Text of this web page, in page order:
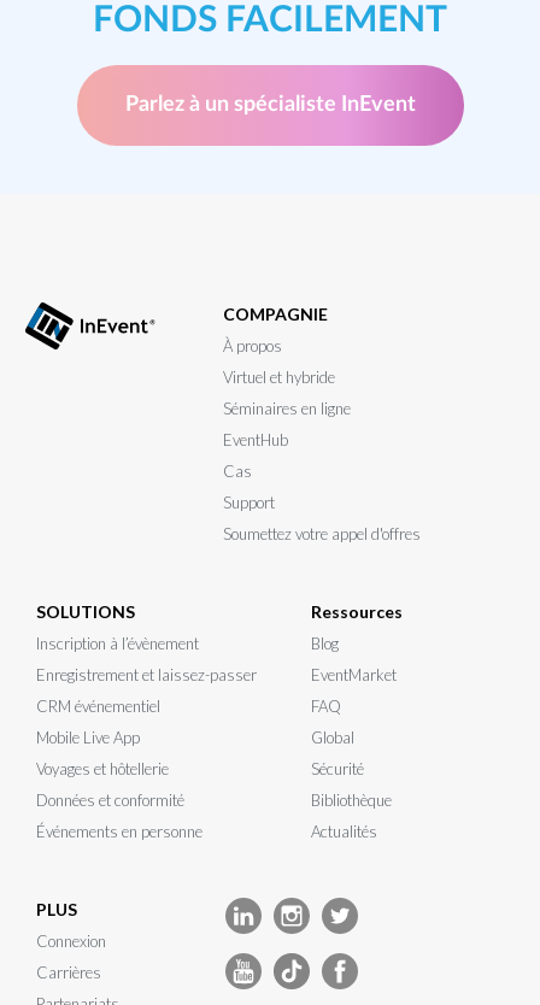
FONDS FACILEMENT
Parlez à un spécialiste InEvent
COMPAGNIE
À propos
Virtuel et hybride
Séminaires en ligne
EventHub
Cas
Support
Soumettez votre appel d'offres
SOLUTIONS
Inscription à l’évènement
Enregistrement et laissez-passer
CRM événementiel
Mobile Live App
Voyages et hôtellerie
Données et conformité
Événements en personne
Ressources
Blog
EventMarket
FAQ
Global
Sécurité
Bibliothèque
Actualités
PLUS
Connexion
Carrières